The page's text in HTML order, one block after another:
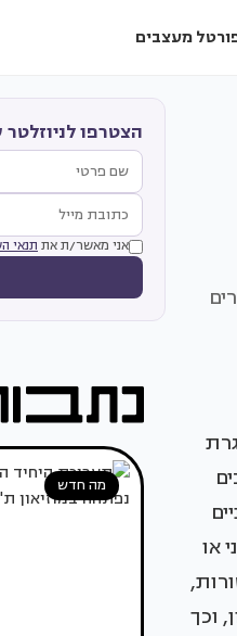
מעצבים
או
וכך
הצטרפו לניוזלטר
אני מאשר/ת את תנאי
מה חדש